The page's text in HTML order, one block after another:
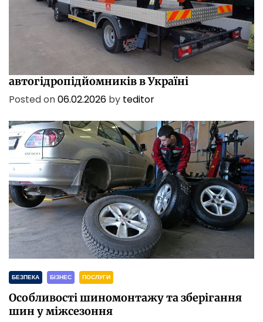
Характеристики і сфери застосування
автогідропідйомників в Україні
Posted on06.02.2026 by teditor
БЕЗПЕКА БІЗНЕС ПОСЛУГИ
Особливості шиномонтажу та зберігання
шин у міжсезоння